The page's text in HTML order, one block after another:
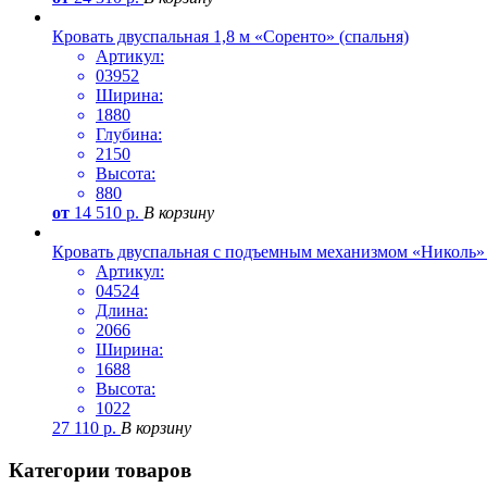
Кровать двуспальная 1,8 м «Соренто» (спальня)
Артикул:
03952
Ширина:
1880
Глубина:
2150
Высота:
880
от 14 510 р. В корзину
Кровать двуспальная с подъемным механизмом
Артикул:
04524
Длина:
2066
Ширина:
1688
Высота:
1022
27 110 р. В корзину
Категории товаров